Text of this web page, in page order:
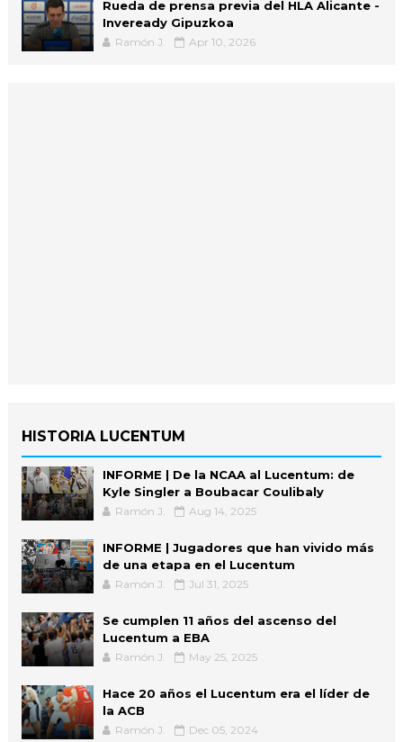
Rueda de prensa previa del HLA Alicante -
Inveready Gipuzkoa
Ramón J. Apr 10, 2026
HISTORIA LUCENTUM
INFORME | De la NCAA al Lucentum: de
Kyle Singler a Boubacar Coulibaly
Ramón J. Aug 14, 2025
INFORME | Jugadores que han vivido más
de una etapa en el Lucentum
Ramón J. Jul 31, 2025
Se cumplen 11 años del ascenso del
Lucentum a EBA
Ramón J. May 25, 2025
Hace 20 años el Lucentum era el líder de
la ACB
Ramón J. Dec 05, 2024